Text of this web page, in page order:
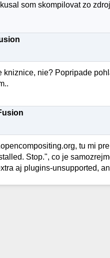
som skompilovat zo
kniznice, nie? Popripade
tu mi
Stop.", co je
aj plugins-unsupported,